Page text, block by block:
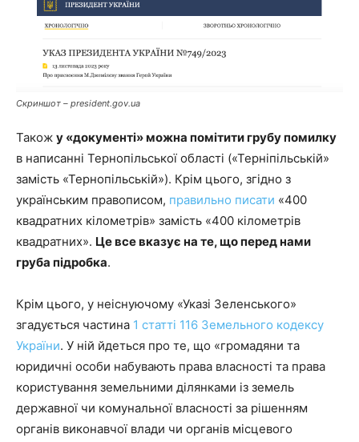
Скриншот – president.gov.ua
Також у «документі» можна помітити грубу помилку
в написанні Тернопільської області («Терніпільській»
замість «Тернопільській»). Крім цього, згідно з
українським правописом, правильно писати «400
квадратних кілометрів» замість «400 кілометрів
квадратних». Це все вказує на те, що перед нами
груба підробка.
Крім цього, у неіснуючому «Указі Зеленського»
згадується частина 1 статті 116 Земельного кодексу
України. У ній йдеться про те, що «громадяни та
юридичні особи набувають права власності та права
користування земельними ділянками із земель
державної чи комунальної власності за рішенням
органів виконавчої влади чи органів місцевого